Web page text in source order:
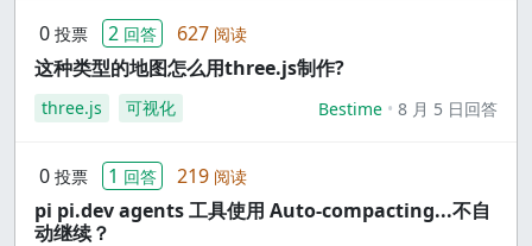
0 投票 2 回答 627 阅读
这种类型的地图怎么用three.js制作?
three.js 可视化 Bestime 8 月 5 日回答
0 投票 1 回答 219 阅读
pi pi.dev agents 工具使用 Auto-compacting...不自
动继续？